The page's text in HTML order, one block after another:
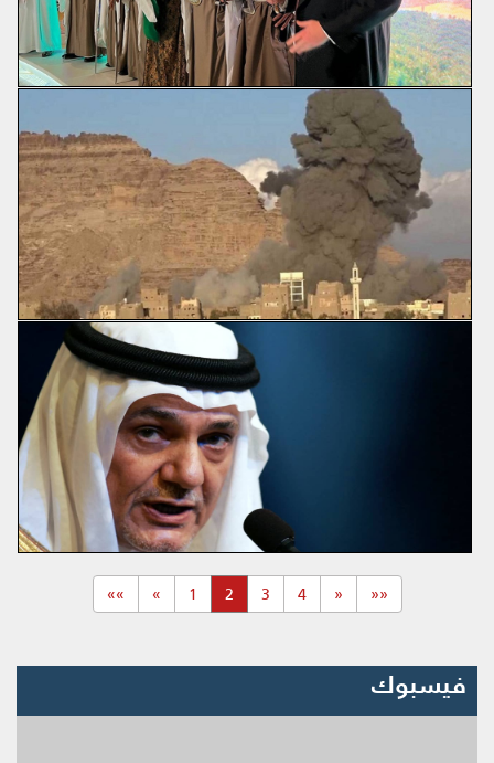
»» » 1 2
(current) 3 4 « ««
فيسبوك